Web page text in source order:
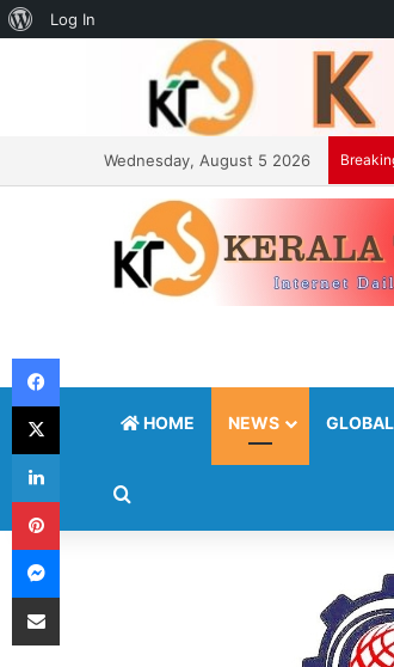
About
Log In
Wednesday, August 5 2026
HOME NEWS GLOBAL
Search for
Facebook
X
LinkedIn
Pinterest
Messenger
Share via Email